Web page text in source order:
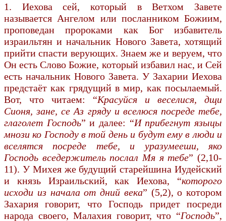
1. Иехова сей, который в Ветхом Завете
называется Ангелом или посланником Божиим,
проповедан пророками как Бог избавитель
израильтян и начальник Нового Завета, хотящий
прийти спасти верующих. Знаем же и веруем, что
Он есть Слово Божие, который избавил нас, и Сей
есть начальник Нового Завета. У Захарии Иехова
предстаёт как грядущий в мир, как посылаемый.
Вот, что читаем: “Красуйся и веселися, дщи
Сионя, зане, се Аз гряду и вселюся посреде тебе,
глаголет Господь” и далее: “И прибегнут языцы
мнози ко Господу в той день и будут ему в люди и
вселятся посреде тебе, и уразумееши, яко
Господь вседержитель послал Мя я тебе” (2,10-
11). У Михея же будущий старейшина Иудейский
и князь Израильский, как Иехова, “которого
исходи из начала от дний века” (5,2), о котором
Захария говорит, что Господь придет посреди
народа своего, Малахия говорит, что “Господь”,